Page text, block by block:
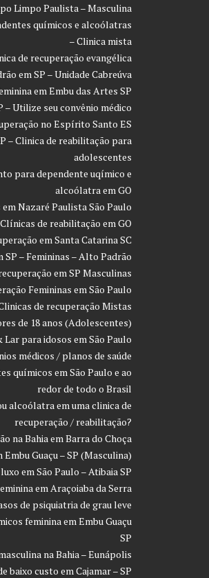
Limpo Paulista – Masculina
químicos e alcoólatras
– Clinica mista
de recuperação evangélica
em SP – Unidade Cabreúva
em Embu das Artes SP
– Utilize seu convênio médico
no Espírito Santo ES
– Clinica de reabilitação para
adolescentes
para dependente uqímico e
alcoólatra em GO
Nazaré Paulista São Paulo
de reabilitação em GO
em Santa Catarina SC
– Femininas – Alto Padrão
em SP Masculinas
Femininas em São Paulo
de recuperação Mistas
de 18 anos (Adolescentes)
para idosos em São Paulo
médicos / planos de saúde
químicos em São Paulo e ao
redor de todo o Brasil
alcoólatra em uma clinica de
recuperação / reabilitação?
na Bahia em Barra do Choça
Guaçu – SP (Masculina)
em São Paulo – Atibaia SP
em Araçoiaba da Serra
de psiquiatria de grau leve
feminina em Embu Guaçu
SP
na Bahia – Eunápolis
baixo custo em Cajamar – SP